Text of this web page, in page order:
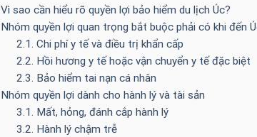
Vì sao cần hiểu rõ quyền lợi bảo hiểm du lịch Úc?
Nhóm quyền lợi quan trọng bắt buộc phải có khi đến
2.1. Chi phí y tế và điều trị khẩn cấp
2.2. Hồi hương y tế hoặc vận chuyển y tế đặc biệt
2.3. Bảo hiểm tai nạn cá nhân
Nhóm quyền lợi dành cho hành lý và tài sản
3.1. Mất, hỏng, đánh cắp hành lý
3.2. Hành lý chậm trễ